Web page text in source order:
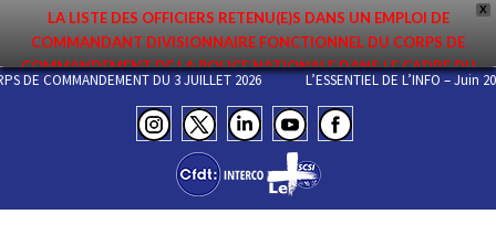
X
LA LISTE DES OFFICIERS RETENU(E)S DANS UN EMPLOI DE
COMMANDANT DIVISIONNAIRE FONCTIONNEL DU CORPS DE
COMMANDEMENT DE LA POLICE NATIONALE DANS LE CADRE DU
PREMIER MOUVEMENT 2026 A ÉTÉ DIFFUSÉE. ELLE EST DISPONIBLE EN
PAGES PROTÉGÉES DU SITE. FÉLICITATIONS AUX NOMMÉ(E)S !
CORPS DE COMMANDEMENT DU 3 JUILLET 2026 L’ESSENTIEL DE L’INFO